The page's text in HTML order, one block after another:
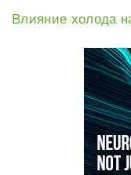
Влияние холода